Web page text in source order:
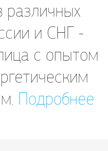
различных
и СНГ -
с опытом
Подробнее